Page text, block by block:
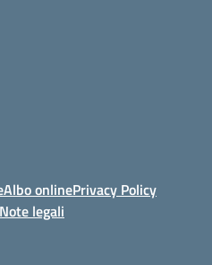
Albo onlinePrivacy Policy
Note legali